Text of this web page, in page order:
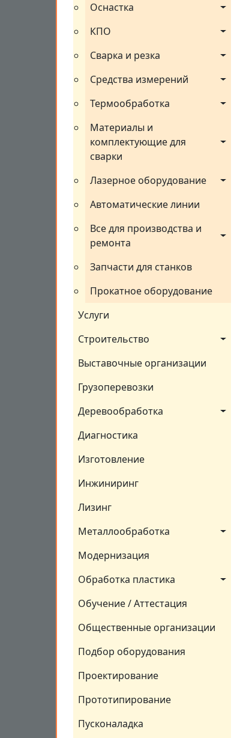
Оснастка
КПО
Сварка и резка
Средства измерений
Термообработка
Материалы и
комплектующие для
сварки
Лазерное оборудование
Автоматические линии
Все для производства и
ремонта
Запчасти для станков
Прокатное оборудование
Услуги
Строительство
Выставочные организации
Грузоперевозки
Деревообработка
Диагностика
Изготовление
Инжиниринг
Лизинг
Металлообработка
Модернизация
Обработка пластика
Обучение / Аттестация
Общественные организации
Подбор оборудования
Проектирование
Прототипирование
Пусконаладка